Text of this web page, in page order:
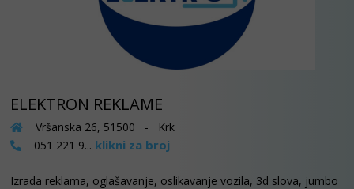
ELEKTRON REKLAME
Vršanska 26, 51500 - Krk
051 221 9... klikni za broj
Izrada reklama, oglašavanje, oslikavanje vozila, 3d slova, jumbo